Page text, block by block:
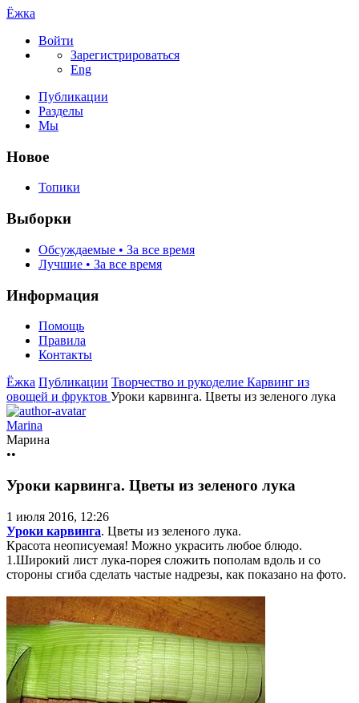
Ёжка
Войти
Зарегистрироваться
Eng
Публикации
Разделы
Мы
Новое
Топики
Выборки
Обсуждаемые • За все время
Лучшие • За все время
Информация
Помощь
Правила
Контакты
Ёжка Публикации Творчество и рукоделие Карвинг из
овощей и фруктов Уроки карвинга. Цветы из зеленого лука
Marina
Марина
••
Уроки карвинга. Цветы из зеленого лука
1 июля 2016, 12:26
Уроки карвинга. Цветы из зеленого лука.
Красота неописуемая! Можно украсить любое блюдо.
1.Широкий лист лука-порея сложить пополам вдоль и со
стороны сгиба сделать частые надрезы, как показано на фото.